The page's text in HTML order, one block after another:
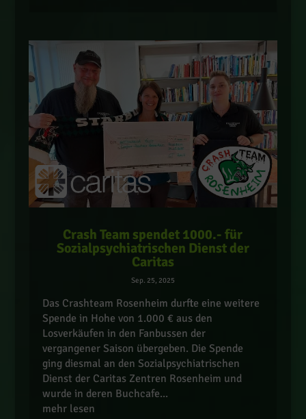
Crash Team spendet 1000.- für
Sozialpsychiatrischen Dienst der
Caritas
Sep. 25, 2025
Das Crashteam Rosenheim durfte eine weitere
Spende in Hohe von 1.000 € aus den
Losverkäufen in den Fanbussen der
vergangener Saison übergeben. Die Spende
ging diesmal an den Sozialpsychiatrischen
Dienst der Caritas Zentren Rosenheim und
wurde in deren Buchcafe...
mehr lesen